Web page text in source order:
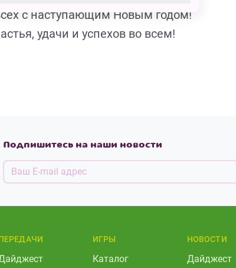
с наступающим Новым годом!
удачи и успехов во всем!
Подпишитесь на наши новости
ИГРЫ
Каталог
НОВОСТИ
Дайджест